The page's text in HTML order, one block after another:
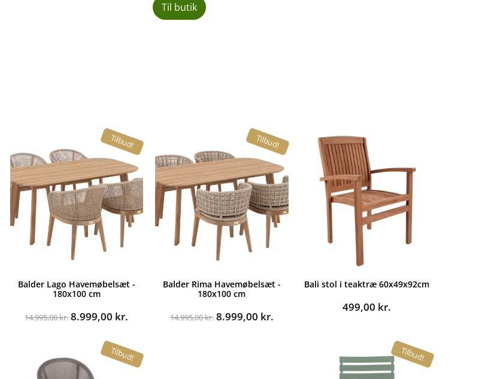
Til butik
kr..
Tilbud!
Balder Lago Havemøbelsæt -
180x100 cm
14.995,00kr.Den
14.995,00 kr..
8.999,00 kr.
er:
8.999,00 kr..
Tilbud!
Balder Rima Havemøbelsæt -
180x100 cm
14.995,00kr. Den
8.999,00 kr.
Bali stol i teaktræ 60x49x92cm
499,00 kr.
Tilbud! Tilbud!